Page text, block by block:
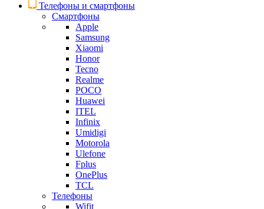
Телефоны и смартфоны
Смартфоны
Apple
Samsung
Xiaomi
Honor
Tecno
Realme
POCO
Huawei
ITEL
Infinix
Umidigi
Motorola
Ulefone
Fplus
OnePlus
TCL
Телефоны
Wifit